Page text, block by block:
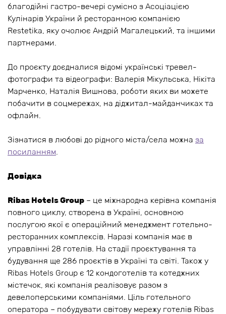
благодійні гастро-вечері сумісно з Асоціацією
Кулінарів України й ресторанною компанією
Restetikа, яку очолює Андрій Магалецький, та іншими
партнерами.
До проєкту доєдналися відомі українські тревел-
фотографи та відеографи: Валерія Мікульська, Нікіта
Марченко, Наталія Вишнова, роботи яких ви можете
побачити в соцмережах, на діджитал-майданчиках та
офлайн.
Зізнатися в любові до рідного міста/села можна за
посиланням.
Довідка
Ribas Hotels Group – це міжнародна керівна компанія
повного циклу, створена в Україні, основною
послугою якої є операційний менеджмент готельно-
ресторанних комплексів. Наразі компанія має в
управлінні 28 готелів. На стадії проєктування та
будування ще 286 проєктів в Україні та світі. Також у
Ribas Hotels Group є 12 кондоготелів та котеджних
містечок, які компанія реалізовує разом з
девелоперськими компаніями. Ціль готельного
оператора – побудувати світову мережу готелів Ribas